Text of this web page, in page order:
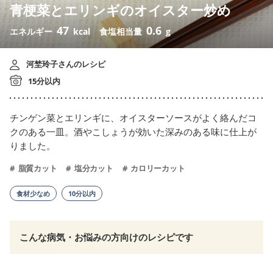
青梗菜とエリンギのオイスター炒め
エネルギー 47 kcal 食塩相当量 0.6 g
河埜玲子さんのレシピ
15分以内
チンゲン菜とエリンギに、オイスターソースがよく絡んだコ
クのある一皿。酒やこしょうが効いた深みのある味に仕上が
りました。
脂質カット 塩分カット カロリーカット
食材少なめ 10分以内
こんな病気・お悩みの方向けのレシピです